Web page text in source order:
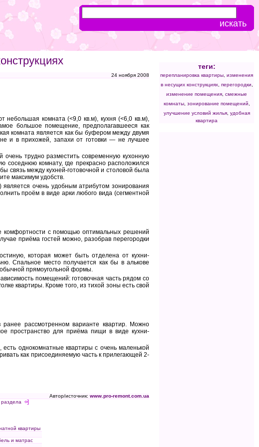
24 ноября 2008
комната (<9,0 кв.м), кухня (<6,0 кв.м),
большое помещение, предполагавшееся как
комната является как бы буфером между двумя
и в прихожей, запахи от готовки — не лучшее
трудно разместить современную кухонную
соседнюю комнату, где прекрасно расположился
связь между кухней-готовочной и столовой была
максимум удобств.
очень удобным атрибутом зонирования
проём в виде арки любого вида (сегментной
с помощью оптимальных решений
приёма гостей можно, разобрав перегородки
которая может быть отделена от кухни-
Спальное место получается как бы в алькове
прямоугольной формы.
помещений: готовочная часть рядом со
квартиры. Кроме того, из тихой зоны есть свой
рассмотренном варианте квартир. Можно
пространство для приёма пищи в виде кухни-
однокомнатные квартиры с очень маленькой
как присоединяемую часть к прилегающей 2-
Автор/источник: www.pro-remont.com.ua
раздела ->]
квартиры
и матрас
теги:
перепланировка квартиры изменения
в несущих конструкциях, перегородки
изменение помещения смежные
комнаты, зонирование помещений
улучшение условий жилья, удобная
квартира